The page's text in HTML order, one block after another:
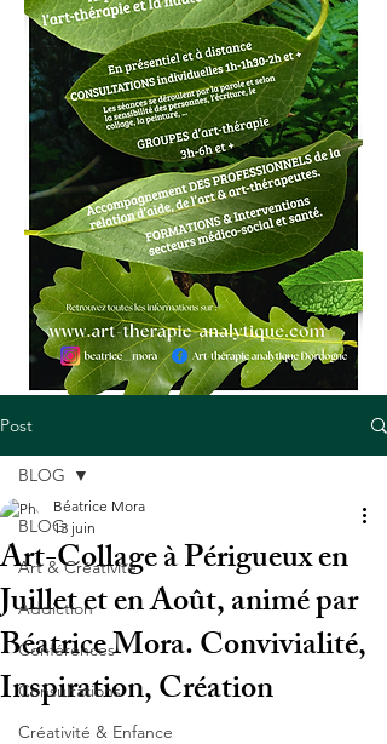
Post
BLOG
Art & Créativité
Addiction
Conférences
Consultations
Créativité & Enfance
BLOG
Art-Collage à Périgueux en
Juillet et en Août, animé par
Béatrice Mora. Convivialité,
Inspiration, Création
Béatrice Mora
13 juin